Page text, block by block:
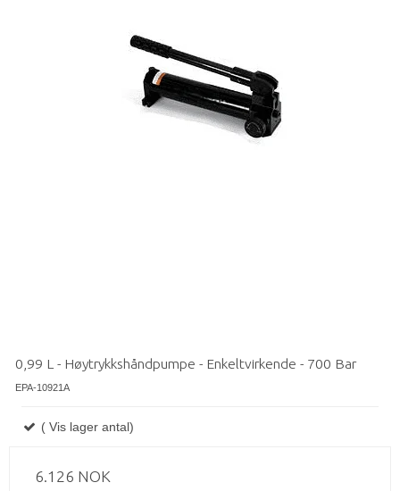
0,99 L - Høytrykkshåndpumpe - Enkeltvirkende - 700 Bar
EPA-10921A
( Vis lager antal)
6.126 NOK